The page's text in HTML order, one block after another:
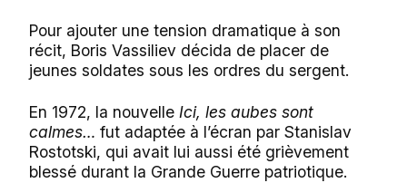
Pour ajouter une tension dramatique à son
récit, Boris Vassiliev décida de placer de
jeunes soldates sous les ordres du sergent.
En 1972, la nouvelle Ici, les aubes sont
calmes… fut adaptée à l’écran par Stanislav
Rostotski, qui avait lui aussi été grièvement
blessé durant la Grande Guerre patriotique.